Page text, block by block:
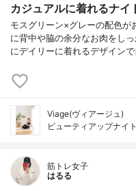
カジュアルに着れるナイ
モスグリーン×グレーの配色が
に背中や脇の余分なお肉をし
にデイリーに着れるデザイン
Viage(ヴィアージュ)
ビューティアップナイ
筋トレ女子
はるる